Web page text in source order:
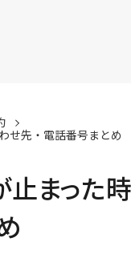
せ先・電話番号まとめ
まった